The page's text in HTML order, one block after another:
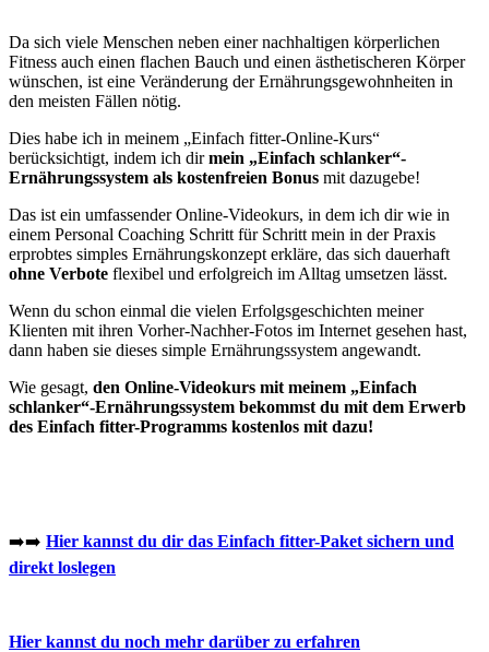
Da sich viele Menschen neben einer nachhaltigen körperlichen
Fitness auch einen flachen Bauch und einen ästhetischeren Körper
wünschen, ist eine Veränderung der Ernährungsgewohnheiten in
den meisten Fällen nötig.
Dies habe ich in meinem „Einfach fitter-Online-Kurs“
berücksichtigt, indem ich dirmein „Einfach schlanker“-
Ernährungssystem als kostenfreien Bonus mit dazugebe!
Das ist ein umfassender Online-Videokurs, in dem ich dir wie in
einem Personal Coaching Schritt für Schritt mein in der Praxis
erprobtes simples Ernährungskonzept erkläre, das sich dauerhaft
ohne Verbote flexibel und erfolgreich im Alltag umsetzen lässt.
Wenn du schon einmal die vielen Erfolgsgeschichten meiner
Klienten mit ihren Vorher-Nachher-Fotos im Internet gesehen hast,
dann haben sie dieses simple Ernährungssystem angewandt.
Wie gesagt, den Online-Videokurs mit meinem „Einfach
schlanker“-Ernährungssystem bekommst du mit dem Erwerb
des Einfach fitter-Programms kostenlos mit dazu!
➡️➡️ Hier kannst du dir das Einfach fitter-Paket sichern und
direkt loslegen
Hier kannst du noch mehr darüber zu erfahren